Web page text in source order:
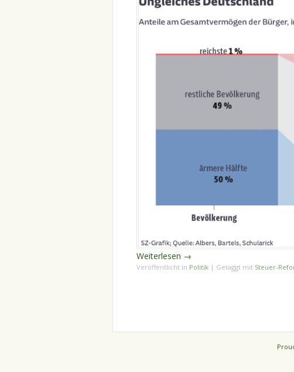
Weiterlesen →
Veröffentlicht in Politik | Getaggt mit Steuer-